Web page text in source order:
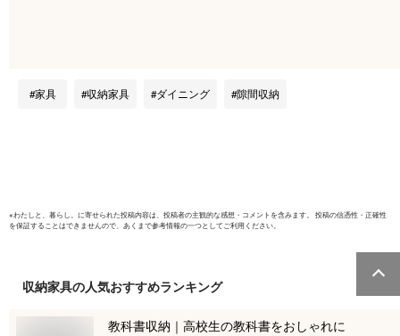
モダン 西海岸 ファ
家具 収納家具 ダイニング 隙間収納
※わたしと、暮らし。 に寄せられた投稿内容は、投稿者の主観的な感想・コメントを含みます。 投稿の信憑性・正確性
を保証することはできませんので、あくまで参考情報の一つとしてご利用ください。
収納家具の人気おすすめランキング
教科書収納｜高校生の教科書をおしゃれに